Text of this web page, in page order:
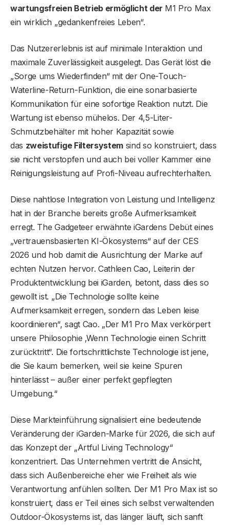
wartungsfreien Betrieb ermöglicht der M1 Pro Max
ein wirklich „gedankenfreies Leben“.
Das Nutzererlebnis ist auf minimale Interaktion und
maximale Zuverlässigkeit ausgelegt. Das Gerät löst die
„Sorge ums Wiederfinden“ mit der One-Touch-
Waterline-Return-Funktion, die eine sonarbasierte
Kommunikation für eine sofortige Reaktion nutzt. Die
Wartung ist ebenso mühelos. Der 4,5-Liter-
Schmutzbehälter mit hoher Kapazität sowie
das zweistufige Filtersystem sind so konstruiert, dass
sie nicht verstopfen und auch bei voller Kammer eine
Reinigungsleistung auf Profi-Niveau aufrechterhalten.
Diese nahtlose Integration von Leistung und Intelligenz
hat in der Branche bereits große Aufmerksamkeit
erregt. The Gadgeteer erwähnte iGardens Debüt eines
„vertrauensbasierten KI-Ökosystems“ auf der CES
2026 und hob damit die Ausrichtung der Marke auf
echten Nutzen hervor. Cathleen Cao, Leiterin der
Produktentwicklung bei iGarden, betont, dass dies so
gewollt ist. „Die Technologie sollte keine
Aufmerksamkeit erregen, sondern das Leben leise
koordinieren“, sagt Cao. „Der M1 Pro Max verkörpert
unsere Philosophie ‚Wenn Technologie einen Schritt
zurücktritt“. Die fortschrittlichste Technologie ist jene,
die Sie kaum bemerken, weil sie keine Spuren
hinterlässt – außer einer perfekt gepflegten
Umgebung.“
Diese Markteinführung signalisiert eine bedeutende
Veränderung der iGarden-Marke für 2026, die sich auf
das Konzept der „Artful Living Technology“
konzentriert. Das Unternehmen vertritt die Ansicht,
dass sich Außenbereiche eher wie Freiheit als wie
Verantwortung anfühlen sollten. Der M1 Pro Max ist so
konstruiert, dass er Teil eines sich selbst verwaltenden
Outdoor-Ökosystems ist, das länger läuft, sich sanft